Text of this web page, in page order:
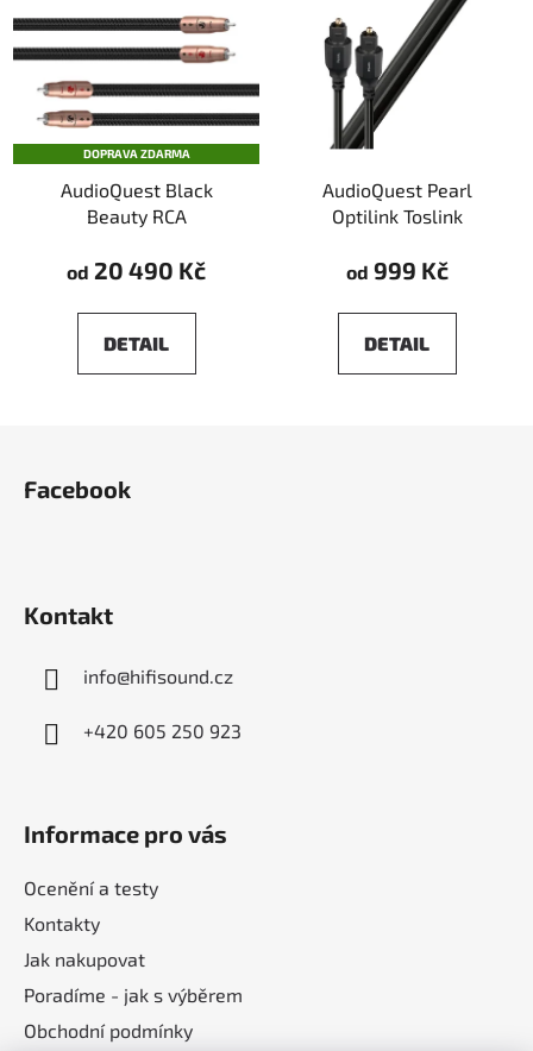
DOPRAVA ZDARMA
AudioQuest Black
Beauty RCA
od 20 490 Kč
DETAIL
AudioQuest Pearl
Optilink Toslink
od 999 Kč
DETAIL
Facebook
Kontakt
info@hifisound.cz
+420 605 250 923
Informace pro vás
Ocenění a testy
Kontakty
Jak nakupovat
Poradíme - jak s výběrem
Obchodní podmínky